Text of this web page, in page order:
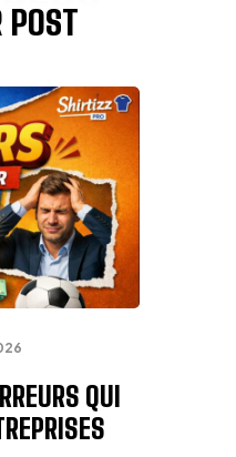
POST
QUI